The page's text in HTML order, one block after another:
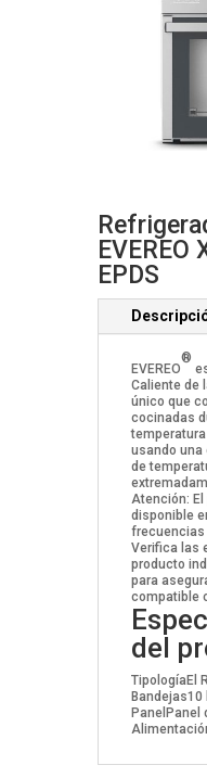
EVEREO
EPDS
EVEREO
®
Caliente de
único que
cocinadas
temperatura
usando una
de
Atención:
disponible
frecuencias
Verifica las
producto
para
compatible
del
TipologíaEl
Bandejas10
Panel Panel